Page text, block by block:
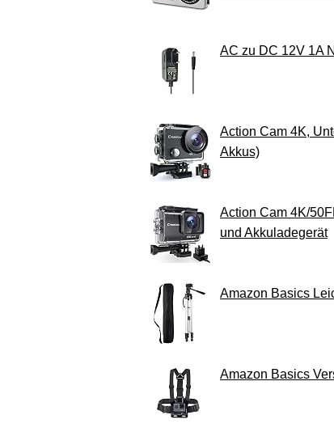
AC zu DC 12V 1A
Action Cam 4K,
Akkus)
Action Cam 4K/
und Akkuladegerät
Amazon Basics
Amazon Basics